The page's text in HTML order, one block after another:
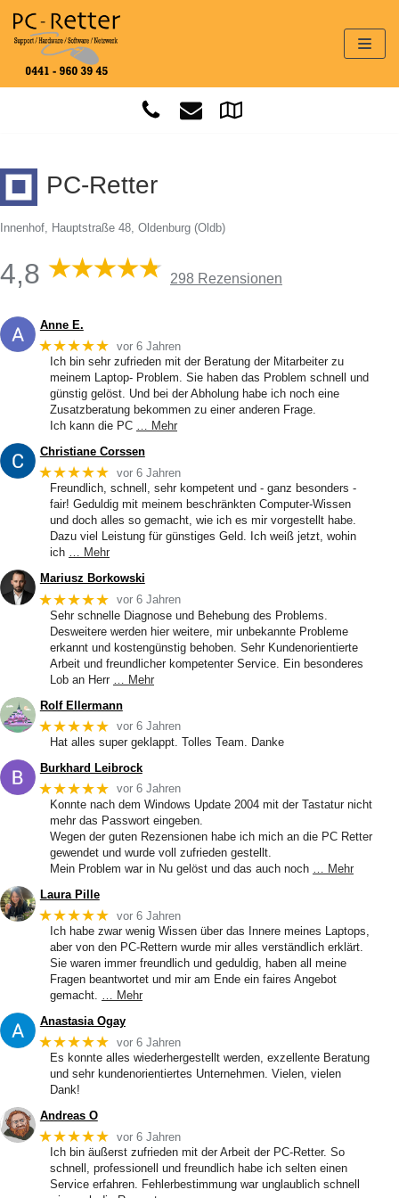
Zum
Inhalt
PC-Retter
Innenhof, Hauptstraße 48, Oldenburg (Oldb)
4,8 298 Rezensionen
Anne E.
★★★★★ vor 6 Jahren
Ich bin sehr zufrieden mit der Beratung der Mitarbeiter zu
meinem Laptop- Problem. Sie haben das Problem schnell und
günstig gelöst. Und bei der Abholung habe ich noch eine
Zusatzberatung bekommen zu einer anderen Frage.
Ich kann die PC … Mehr
Christiane Corssen
★★★★★ vor 6 Jahren
Freundlich, schnell, sehr kompetent und - ganz besonders -
fair! Geduldig mit meinem beschränkten Computer-Wissen
und doch alles so gemacht, wie ich es mir vorgestellt habe.
Dazu viel Leistung für günstiges Geld. Ich weiß jetzt, wohin
ich … Mehr
Mariusz Borkowski
★★★★★ vor 6 Jahren
Sehr schnelle Diagnose und Behebung des Problems.
Desweitere werden hier weitere, mir unbekannte Probleme
erkannt und kostengünstig behoben. Sehr Kundenorientierte
Arbeit und freundlicher kompetenter Service. Ein besonderes
Lob an Herr
… Mehr
Rolf Ellermann
★★★★★ vor 6 Jahren
Hat alles super geklappt. Tolles Team. Danke
Burkhard Leibrock
★★★★★ vor 6 Jahren
Konnte nach dem Windows Update 2004 mit der Tastatur nicht
mehr das Passwort eingeben.
Wegen der guten Rezensionen habe ich mich an die PC Retter
gewendet und wurde voll zufrieden gestellt.
Mein Problem war in Nu gelöst und das auch noch
… Mehr
Laura Pille
★★★★★ vor 6 Jahren
Ich habe zwar wenig Wissen über das Innere meines Laptops,
aber von den PC-Rettern wurde mir alles verständlich erklärt.
Sie waren immer freundlich und geduldig, haben all meine
Fragen beantwortet und mir am Ende ein faires Angebot
gemacht. … Mehr
Anastasia Ogay
★★★★★ vor 6 Jahren
Es konnte alles wiederhergestellt werden, exzellente Beratung
und sehr kundenorientiertes Unternehmen. Vielen, vielen
Dank!
Andreas O
★★★★★ vor 6 Jahren
Ich bin äußerst zufrieden mit der Arbeit der PC-Retter. So
schnell, professionell und freundlich habe ich selten einen
Service erfahren. Fehlerbestimmung war unglaublich schnell